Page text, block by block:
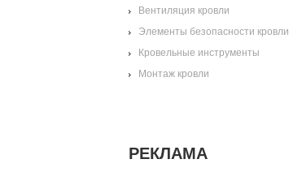
Вентиляция кровли
Элементы безопасности кровли
Кровельные инструменты
Монтаж кровли
РЕКЛАМА